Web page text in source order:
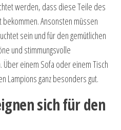
werden, dass diese Teile des
bekommen. Ansonsten müssen
sein und für den gemütlichen
und stimmungsvolle
einem Sofa oder einem Tisch
Lampions ganz besonders gut.
sich für den